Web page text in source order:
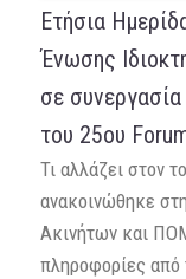
Ετήσια
Ένωσης
σε
του 25ου
Τι αλλάζει στον
ανακοινώθηκε
Ακινήτων και
πληροφορίες από